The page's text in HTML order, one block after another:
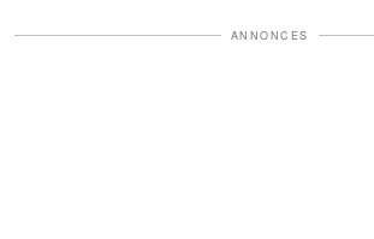
ANNONCES